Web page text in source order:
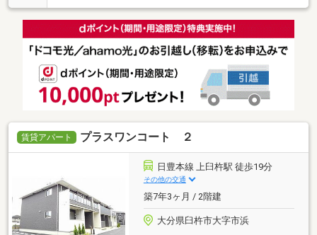
賃貸アパート プラスワンコート ２
日豊本線 上臼杵駅 徒歩19分
その他の交通
築7年3ヶ月 / 2階建
大分県臼杵市大字市浜